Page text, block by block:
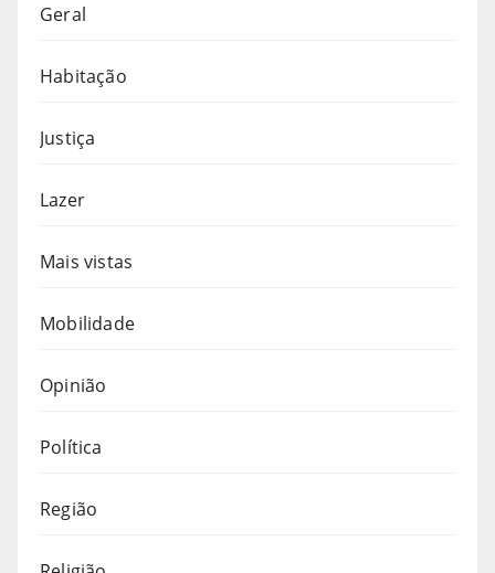
Geral
Habitação
Justiça
Lazer
Mais vistas
Mobilidade
Opinião
Política
Região